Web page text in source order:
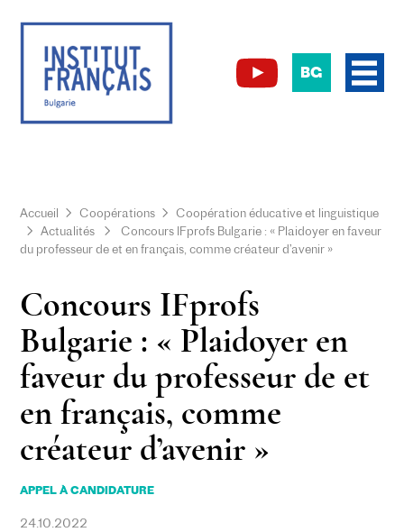
BG
Accueil Coopérations
Coopération éducative et linguistique
Actualités
Concours IFprofs Bulgarie : « Plaidoyer en faveur
du professeur de et en français, comme créateur d’avenir »
Concours IFprofs
Bulgarie : « Plaidoyer en
faveur du professeur de et
en français, comme
créateur d’avenir »
APPEL À CANDIDATURE
24.10.2022